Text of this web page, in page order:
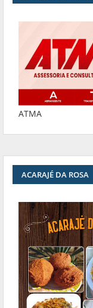
ATMA
ACARAJÉ DA ROSA